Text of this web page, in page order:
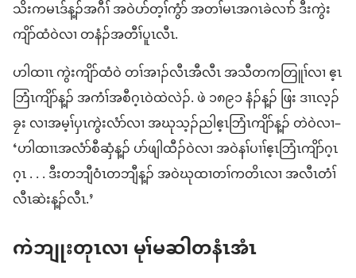
သိး​က​မၤ​ဒ်​န့ၣ်​အဂီၢ် အဝဲ​ပာ်တ့ၢ်​ကွံာ် အ​တၢ်မၤ​အဂၤ​ခဲလၢာ် ဒီး​ကွဲး
ကျိာ်ထံ​ဝဲ​လၢ တနံၣ်​အတီၢ်ပူၤ​လီၤ.
ဟါထၢၤ ကွဲးကျိာ်ထံ​ဝဲ တၢ်​အၢၣ်လီၤ​အီလီၤ အသီ​တ​ကတြူၢ်​လၢ ဧ့ၤ
ဘြံၤ​ကျိာ်​န့ၣ် အကံၢ်အစီ​ဂ့ၤ​ဝဲ​ထဲလဲၣ်. ဖဲ ၁၈၉၁ နံၣ်​န့ၣ် ဖြး ဒၢၤလ့ၣ်
ခၠး လၢ​အမ့ၢ်​ပှၤ​ကွဲး​လံာ်​လၢ အ​ဃု​သ့ၣ်ညါ​ဧ့ၤဘြံၤ​ကျိာ်​န့ၣ် တဲဝဲ​လၢ–
‘ဟါထၢၤ​အ​လံာ်စီဆှံ​န့ၣ် ပာ်ဖျါ​ထီၣ်ဝဲ​လၢ အဝဲ​နၢ်ပၢၢ်​ဧ့ၤဘြံၤ​ကျိာ်​ဂ့ၤ
ဂ့ၤ . . . ဒီး​တဘျီ​ဝံၤ​တဘျီ​န့ၣ် အဝဲ​ဃုထၢ​တၢ်ကတိၤ​လၢ အ​လီၤတံၢ်​
လီၤဆဲး​န့ၣ်​လီၤ.’
ကဲဘျုး​တုၤလၢ မုၢ်မဆါ​တနံၤ​အံၤ